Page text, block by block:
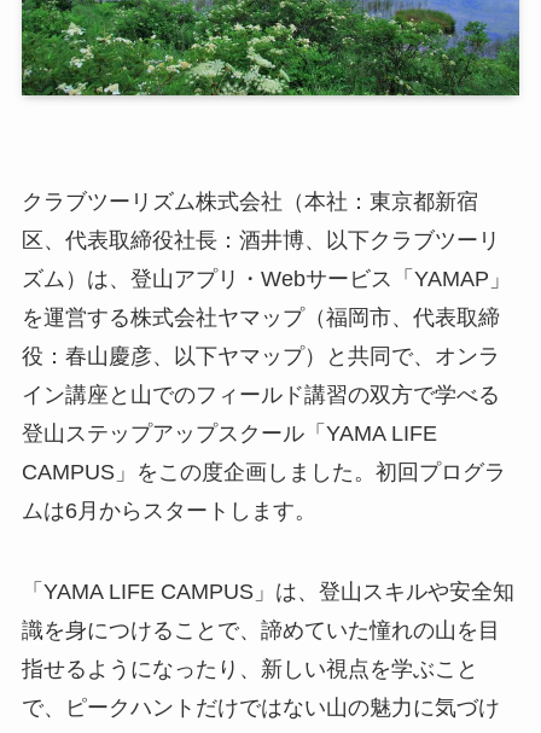
クラブツーリズム株式会社（本社：東京都新宿
区、代表取締役社長：酒井博、以下クラブツーリ
ズム）は、登山アプリ・Webサービス「YAMAP」
を運営する株式会社ヤマップ（福岡市、代表取締
役：春山慶彦、以下ヤマップ）と共同で、オンラ
イン講座と山でのフィールド講習の双方で学べる
登山ステップアップスクール「YAMA LIFE
CAMPUS」をこの度企画しました。初回プログラ
ムは6月からスタートします。
「YAMA LIFE CAMPUS」は、登山スキルや安全知
識を身につけることで、諦めていた憧れの山を目
指せるようになったり、新しい視点を学ぶこと
で、ピークハントだけではない山の魅力に気づけ